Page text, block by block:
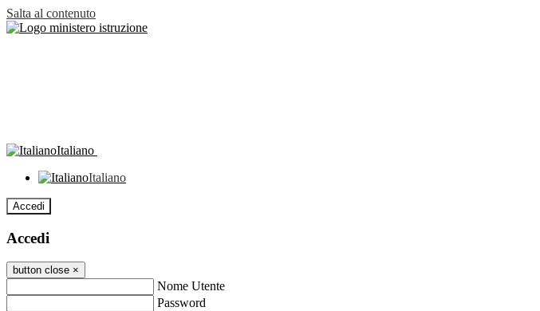
Salta al contenuto
Italiano
Italiano
Accedi
Accedi
button close ×
Nome Utente
Password